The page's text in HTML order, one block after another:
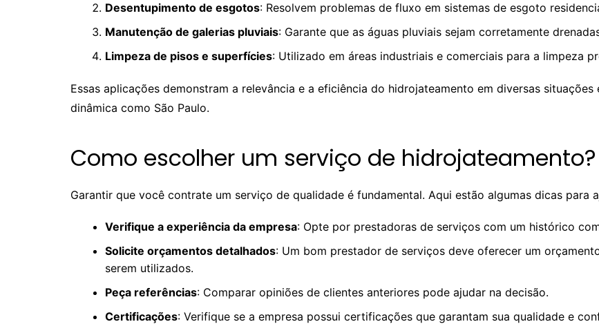
Desentupimento de esgotos: Resolvem problemas de fluxo em sistemas de esgoto
Manutenção de galerias pluviais: Garante que as águas pluviais sejam corretamente
Limpeza de pisos e superfícies: Utilizado em áreas industriais e comerciais para a limpeza
Essas aplicações demonstram a relevância e a eficiência do hidrojateamento em diversas
dinâmica como São Paulo.
Como escolher um serviço de hidrojateamento?
Garantir que você contrate um serviço de qualidade é fundamental. Aqui estão algumas dicas para
Verifique a experiência da empresa: Opte por prestadoras de serviços com um histórico
Solicite orçamentos detalhados: Um bom prestador de serviços deve oferecer um
serem utilizados.
Peça referências: Comparar opiniões de clientes anteriores pode ajudar na decisão.
Certificações: Verifique se a empresa possui certificações que garantam sua qualidade e